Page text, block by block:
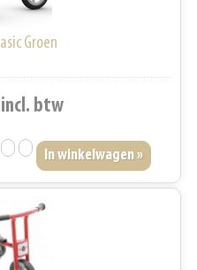
Groen
incl. btw